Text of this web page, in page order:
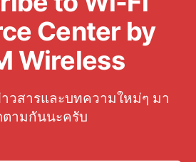
Center by
Wireless
วสารและบทความใหม่ๆ มา
ตามกันนะครับ